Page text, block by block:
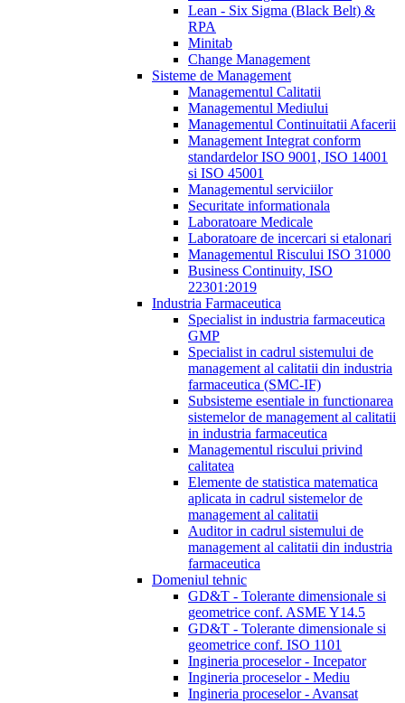
Lean - Six Sigma (Black Belt) &
RPA
Minitab
Change Management
Sisteme de Management
Managementul Calitatii
Managementul Mediului
Managementul Continuitatii Afacerii
Management Integrat conform
standardelor ISO 9001, ISO 14001
si ISO 45001
Managementul serviciilor
Securitate informationala
Laboratoare Medicale
Laboratoare de incercari si etalonari
Managementul Riscului ISO 31000
Business Continuity, ISO
22301:2019
Industria Farmaceutica
Specialist in industria farmaceutica
GMP
Specialist in cadrul sistemului de
management al calitatii din industria
farmaceutica (SMC-IF)
Subsisteme esentiale in functionarea
sistemelor de management al calitatii
in industria farmaceutica
Managementul riscului privind
calitatea
Elemente de statistica matematica
aplicata in cadrul sistemelor de
management al calitatii
Auditor in cadrul sistemului de
management al calitatii din industria
farmaceutica
Domeniul tehnic
GD&T - Tolerante dimensionale si
geometrice conf. ASME Y14.5
GD&T - Tolerante dimensionale si
geometrice conf. ISO 1101
Ingineria proceselor - Incepator
Ingineria proceselor - Mediu
Ingineria proceselor - Avansat